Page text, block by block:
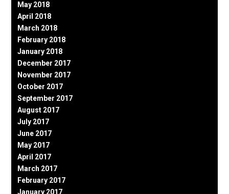
May 2018
April 2018
March 2018
February 2018
January 2018
December 2017
November 2017
October 2017
September 2017
August 2017
July 2017
June 2017
May 2017
April 2017
March 2017
February 2017
January 2017